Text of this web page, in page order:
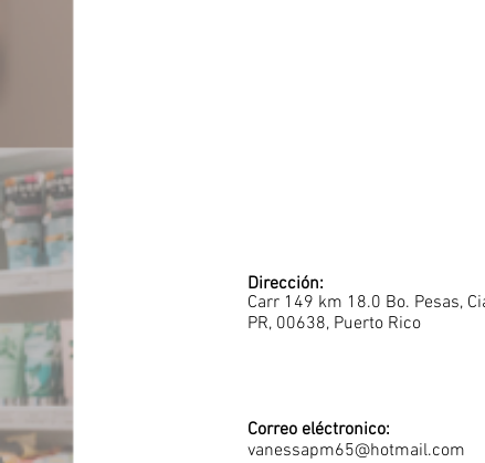
Dirección:
Carr 149 km 18.0 Bo. Pesas,
PR, 00638, Puerto Rico
Correo eléctronico:
vanessapm65@hotmail.com